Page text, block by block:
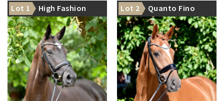
Lot 1 High Fashion Lot 2 Quanto Fino